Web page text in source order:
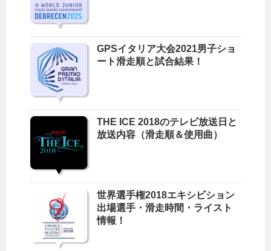
GPSイタリア大会2021男子ショ
ート滑走順と試合結果！
THE ICE 2018のテレビ放送日と
放送内容（滑走順＆使用曲）
世界選手権2018エキシビション
出場選手・滑走時間・ライスト
情報！